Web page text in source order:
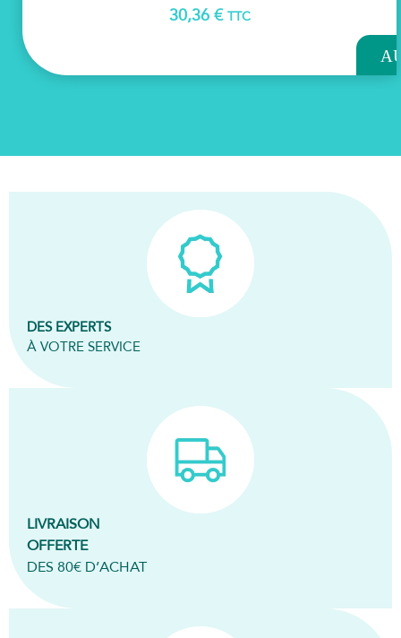
30,36 € TTC
DES EXPERTS
À VOTRE SERVICE
LIVRAISON
OFFERTE
DES 80€ D’ACHAT